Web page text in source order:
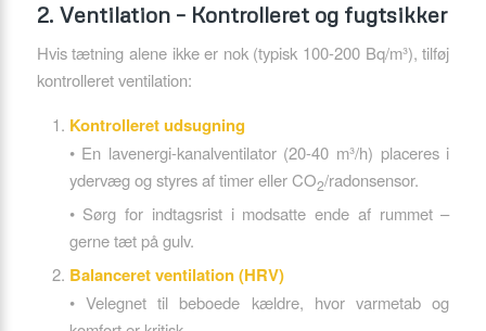
2. Ventilation – Kontrolleret og fugtsikker
Hvis tætning alene ikke er nok (typisk 100-200 Bq/m³), tilføj
kontrolleret ventilation:
Kontrolleret udsugning
• En lavenergi-kanalventilator (20-40 m³/h) placeres i
ydervæg og styres af timer eller CO2/radonsensor.
• Sørg for indtagsrist i modsatte ende af rummet –
gerne tæt på gulv.
Balanceret ventilation (HRV)
• Velegnet til beboede kældre, hvor varmetab og